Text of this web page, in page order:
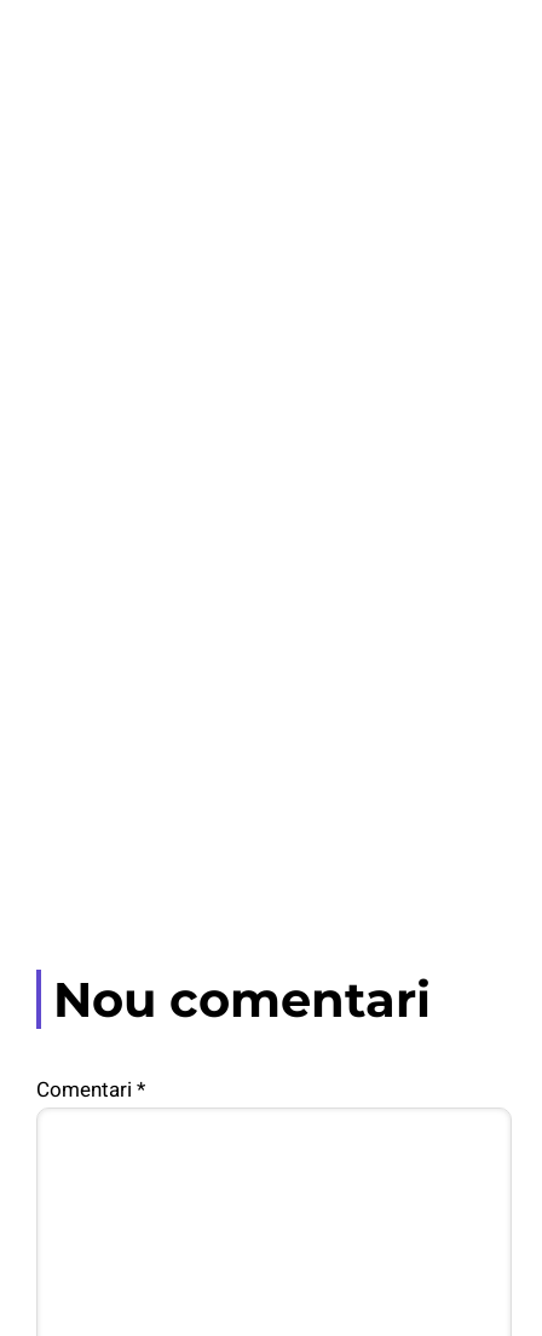
Nou comentari
Comentari *